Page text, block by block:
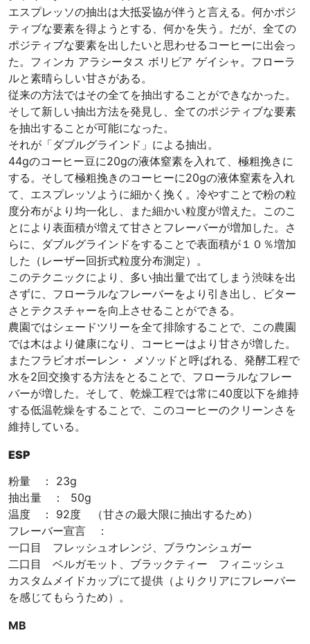
エスプレッソの抽出は大抵妥協が伴うと言える。何かポジ
ティブな要素を得ようとする、何かを失う。だが、全ての
ポジティブな要素を出したいと思わせるコーヒーに出会っ
た。フィンカ アラシータス ボリビア ゲイシャ。フローラ
ルと素晴らしい甘さがある。
従来の方法ではその全てを抽出することができなかった。
そして新しい抽出方法を発見し、全てのポジティブな要素
を抽出することが可能になった。
それが「ダブルグラインド」による抽出。
44gのコーヒー豆に20gの液体窒素を入れて、極粗挽きに
する。そして極粗挽きのコーヒーに20gの液体窒素を入れ
て、エスプレッソように細かく挽く。冷やすことで粉の粒
度分布がより均一化し、また細かい粒度が増えた。このこ
とにより表面積が増えて甘さとフレーバーが増加した。さ
らに、ダブルグラインドをすることで表面積が１０％増加
した（レーザー回折式粒度分布測定）。
このテクニックにより、多い抽出量で出てしまう渋味を出
さずに、フローラルなフレーバーをより引き出し、ビター
さとテクスチャーを向上させることができる。
農園ではシェードツリーを全て排除することで、この農園
では木はより健康になり、コーヒーはより甘さが増した。
またフラビオボーレン・ メソッドと呼ばれる、発酵工程で
水を2回交換する方法をとることで、フローラルなフレー
バーが増した。そして、乾燥工程では常に40度以下を維持
する低温乾燥をすることで、このコーヒーのクリーンさを
維持している。
ESP
粉量 ： 23g
抽出量 ： 50g
温度 ： 92度 （甘さの最大限に抽出するため）
フレーバー宣言 ：
一口目 フレッシュオレンジ、ブラウンシュガー
二口目 ベルガモット、ブラックティー フィニッシュ
カスタムメイドカップにて提供（よりクリアにフレーバー
を感じてもらうため）。
MB